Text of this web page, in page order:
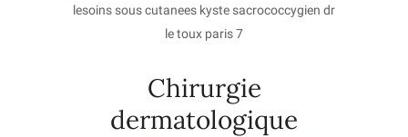
Chirurgie
dermatologique